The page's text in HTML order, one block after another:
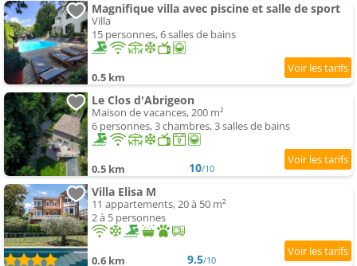
Magnifique villa avec piscine et salle de sport
Villa
15 personnes, 6 salles de bains
0.5 km
Le Clos d'Abrigeon
Maison de vacances, 200 m²
6 personnes, 3 chambres, 3 salles de bains
0.5 km 10/10
Villa Elisa M
11 appartements, 20 à 50 m²
2 à 5 personnes
0.6 km 9.5/10